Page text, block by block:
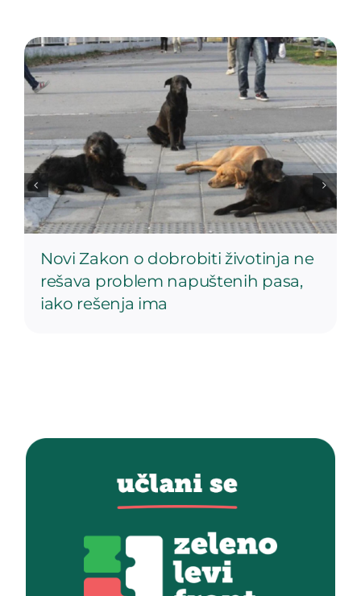
Novi Zakon o dobrobiti životinja ne
rešava problem napuštenih pasa,
iako rešenja ima